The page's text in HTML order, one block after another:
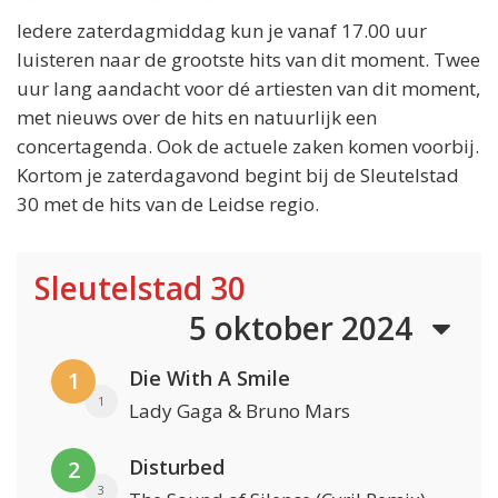
Iedere zaterdagmiddag kun je vanaf 17.00 uur
luisteren naar de grootste hits van dit moment. Twee
uur lang aandacht voor dé artiesten van dit moment,
met nieuws over de hits en natuurlijk een
concertagenda. Ook de actuele zaken komen voorbij.
Kortom je zaterdagavond begint bij de Sleutelstad
30 met de hits van de Leidse regio.
Sleutelstad 30
5 oktober 2024
1
1
Die With A Smile
Lady Gaga & Bruno Mars
2
3
Disturbed